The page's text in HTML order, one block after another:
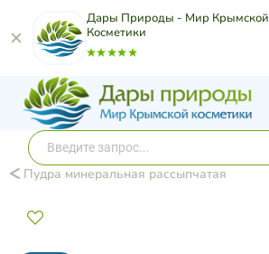
Дары Природы - Мир Крымской
Косметики
Пудра минеральная рассыпчатая